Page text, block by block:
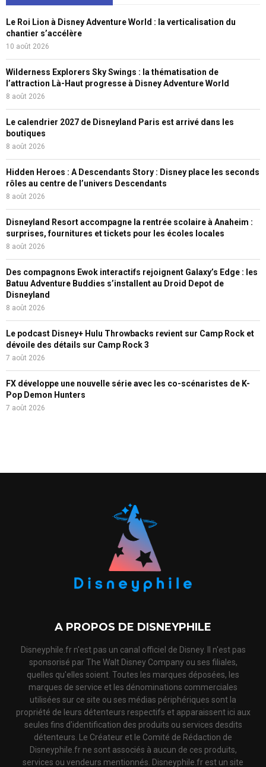
Le Roi Lion à Disney Adventure World : la verticalisation du
chantier s’accélère
10 août 2026
Wilderness Explorers Sky Swings : la thématisation de
l’attraction Là-Haut progresse à Disney Adventure World
8 août 2026
Le calendrier 2027 de Disneyland Paris est arrivé dans les
boutiques
8 août 2026
Hidden Heroes : A Descendants Story : Disney place les seconds
rôles au centre de l’univers Descendants
8 août 2026
Disneyland Resort accompagne la rentrée scolaire à Anaheim :
surprises, fournitures et tickets pour les écoles locales
8 août 2026
Des compagnons Ewok interactifs rejoignent Galaxy’s Edge : les
Batuu Adventure Buddies s’installent au Droid Depot de
Disneyland
8 août 2026
Le podcast Disney+ Hulu Throwbacks revient sur Camp Rock et
dévoile des détails sur Camp Rock 3
7 août 2026
FX développe une nouvelle série avec les co-scénaristes de K-
Pop Demon Hunters
7 août 2026
A PROPOS DE DISNEYPHILE
Disneyphile.fr n'est pas un canal officiel de Disney. Il n'est pas
sponsorisé par The Walt Disney Company ou ses filiales,
quelles qu'elles soient. Toutes les marques déposées, les
marques de service et les dénominations commerciales
utilisées sur ce site ou ses médias périphériques sont la
propriété de leurs détenteurs respectifs et apparaissent ici aux
seules fins d'identification des produits ou services desdits
détenteurs. Le Créateur et le Comité de Rédaction de
Disneyphile.fr ne sont associés à aucun de ces produits,
services ou vendeurs mentionnés. Disneyphile.fr est un site